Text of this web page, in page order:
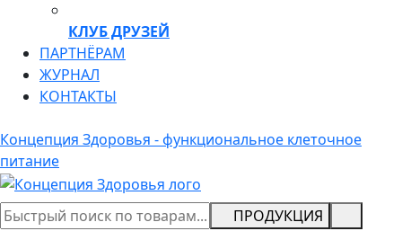
КЛУБ ДРУЗЕЙ
ПАРТНЁРАМ
ЖУРНАЛ
КОНТАКТЫ
Концепция Здоровья - функциональное клеточное
питание
ПРОДУКЦИЯ